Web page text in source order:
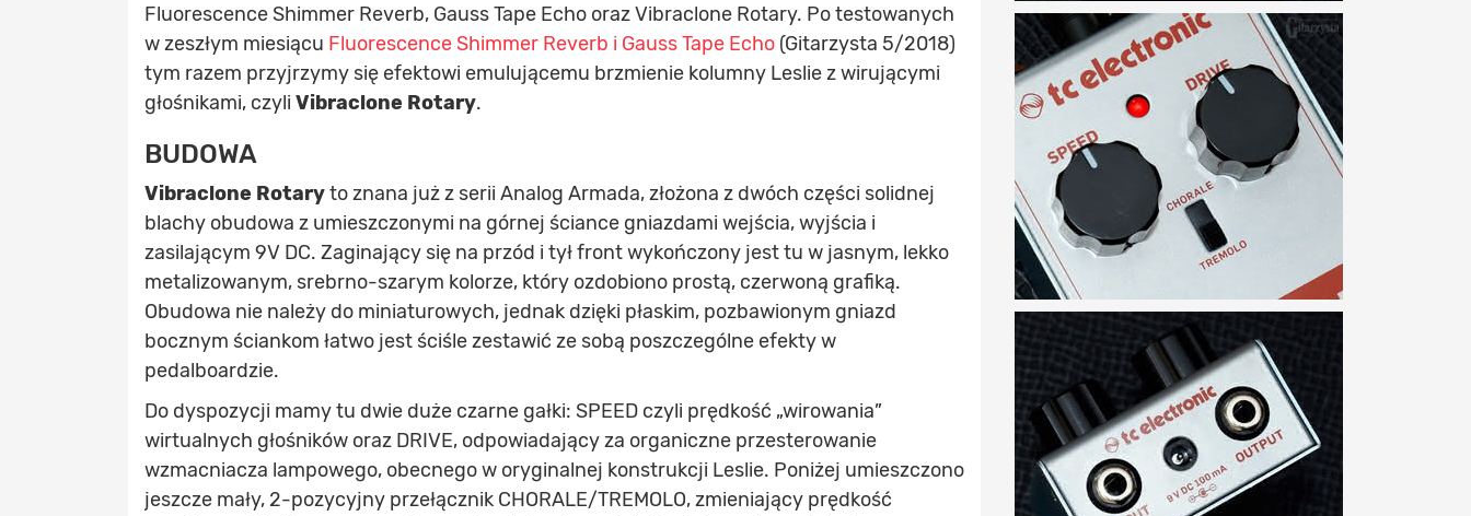
Fluorescence Shimmer Reverb, Gauss Tape Echo oraz Vibraclone Rotary. Po testowanych
w zeszłym miesiącu Fluorescence Shimmer Reverb i Gauss Tape Echo (Gitarzysta 5/2018)
tym razem przyjrzymy się efektowi emulującemu brzmienie kolumny Leslie z wirującymi
głośnikami, czyli Vibraclone Rotary.
BUDOWA
Vibraclone Rotaryto znana już z serii Analog Armada, złożona z dwóch części solidnej
blachy obudowa z umieszczonymi na górnej ściance gniazdami wejścia, wyjścia i
zasilającym 9V DC. Zaginający się na przód i tył front wykończony jest tu w jasnym, lekko
metalizowanym, srebrno-szarym kolorze, który ozdobiono prostą, czerwoną grafiką.
Obudowa nie należy do miniaturowych, jednak dzięki płaskim, pozbawionym gniazd
bocznym ściankom łatwo jest ściśle zestawić ze sobą poszczególne efekty w
pedalboardzie.
Do dyspozycji mamy tu dwie duże czarne gałki: SPEED czyli prędkość „wirowania”
wirtualnych głośników oraz DRIVE, odpowiadający za organiczne przesterowanie
wzmacniacza lampowego, obecnego w oryginalnej konstrukcji Leslie. Poniżej umieszczono
jeszcze mały, 2-pozycyjny przełącznik CHORALE/TREMOLO, zmieniający prędkość